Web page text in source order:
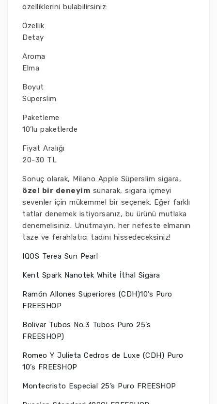
özelliklerini bulabilirsiniz:
Özellik
Detay
Aroma
Elma
Boyut
Süperslim
Paketleme
10’lu paketlerde
Fiyat Aralığı
20-30 TL
Sonuç olarak, Milano Apple Süperslim sigara,
özel bir deneyim sunarak, sigara içmeyi
sevenler için mükemmel bir seçenek. Eğer farklı
tatlar denemek istiyorsanız, bu ürünü mutlaka
denemelisiniz. Unutmayın, her nefeste elmanın
taze ve ferahlatıcı tadını hissedeceksiniz!
IQOS Terea Sun Pearl
Kent Spark Nanotek White İthal Sigara
Ramón Allones Superiores (CDH)10’s Puro
FREESHOP
Bolivar Tubos No.3 Tubos Puro 25’s
FREESHOP)
Romeo Y Julieta Cedros de Luxe (CDH) Puro
10’s FREESHOP
Montecristo Especial 25’s Puro FREESHOP